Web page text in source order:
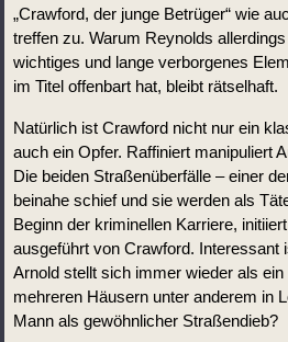
„Crawford, der junge Betrüger“ wie
treffen zu. Warum Reynolds
wichtiges und lange verborgenes
im Titel offenbart hat, bleibt rätselhaft.
Natürlich ist Crawford nicht nur ein
auch ein Opfer. Raffiniert manipuliert
Die beiden Straßenüberfälle – einer
beinahe schief und sie werden als
Beginn der kriminellen Karriere,
ausgeführt von Crawford. Interessant
Arnold stellt sich immer wieder als
mehreren Häusern unter anderem in
Mann als gewöhnlicher Straßendieb?